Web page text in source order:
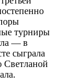
турниры
— в
сыграла
Светланой